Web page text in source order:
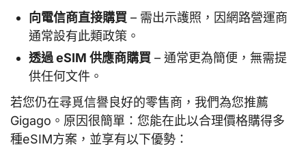
向電信商直接購買 – 需出示護照，因網路營運商
通常設有此類政策。
透過 eSIM 供應商購買 – 通常更為簡便，無需提
供任何文件。
若您仍在尋覓信譽良好的零售商，我們為您推薦
Gigago。原因很簡單：您能在此以合理價格購得多
種eSIM方案，並享有以下優勢：